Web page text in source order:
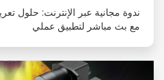
ندوة مجانية عبر الإنترنت: حلول
مع بث مباشر لتطبيق عملي